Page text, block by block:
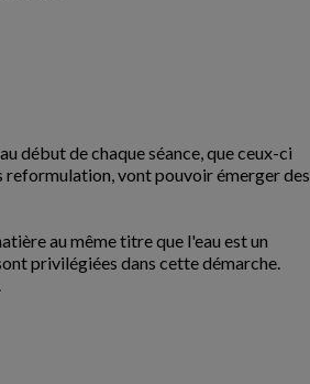
début de chaque séance, que ceux-ci
reformulation, vont pouvoir émerger des
au même titre que l'eau est un
privilégiées dans cette démarche.